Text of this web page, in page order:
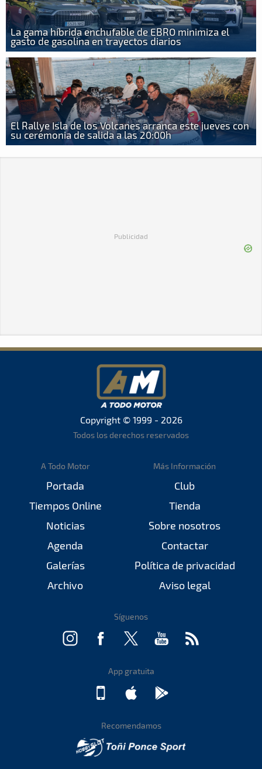
La gama híbrida enchufable de EBRO minimiza el
gasto de gasolina en trayectos diarios
El Rallye Isla de los Volcanes arranca este jueves con
su ceremonia de salida a las 20:00h
Publicidad
Copyright © 1999 - 2026
Todos los derechos reservados
A Todo Motor
Portada
Tiempos Online
Noticias
Agenda
Galerías
Archivo
Más Información
Club
Tienda
Sobre nosotros
Contactar
Política de privacidad
Aviso legal
Síguenos
App gratuita
Recomendamos